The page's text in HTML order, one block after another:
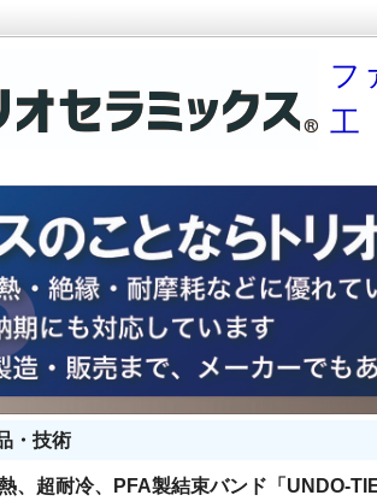
フ
工
・技術
、超耐冷、PFA製結束バンド「UNDO-TIE